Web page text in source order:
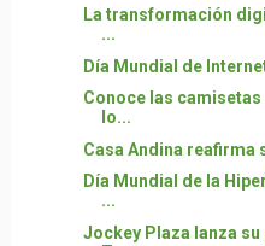
La transformación
...
Día Mundial de
Conoce las
lo...
Casa Andina reafirma
Día Mundial de la
...
Jockey Plaza lanza